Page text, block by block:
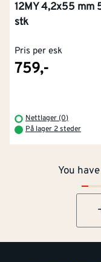
12MY 4,2x55 mm
stk
Pris per esk
759,-
Nettlager (0)
På lager 2 steder
You
Betaling
Retur- og
Om Montér